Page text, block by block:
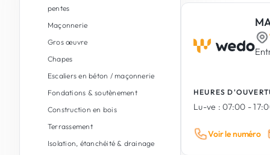
pentes
Maçonnerie
Gros œuvre
Chapes
Escaliers en béton / maçonnerie
Fondations & soutènement
Construction en bois
Terrassement
Isolation, étanchéité & drainage
HEURES
Lu-ve : 07:00 -
Voir le numéro